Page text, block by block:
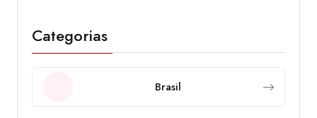
Categorias
Brasil